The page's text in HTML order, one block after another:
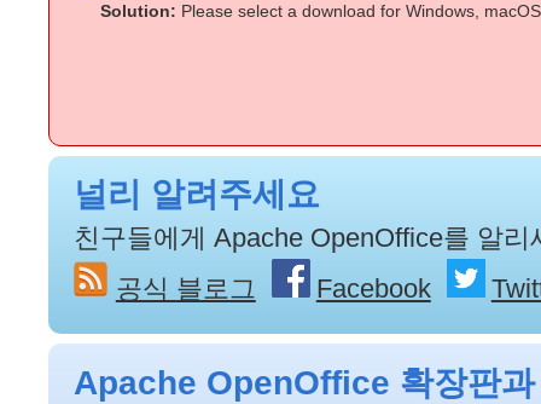
Solution: Please select a download for Windows,
널리 알려주세요
친구들에게 Apache OpenOffice를 알리
공식 블로그
Facebook
Apache OpenOffice 확장판과